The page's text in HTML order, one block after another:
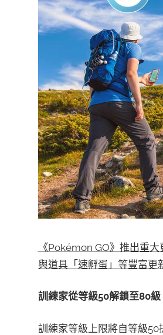
《Pokémon GO》推出重
與道具「速孵蛋」等豐富更
訓練家從等級50解鎖至80
訓練家等級上限將自等級